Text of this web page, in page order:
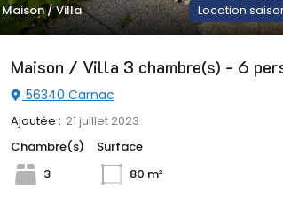
Maison / Villa Location
Maison / Villa 3 chambre(s) - 6
56340 Carnac
Ajoutée : 21 juillet 2023
Chambre(s)
3
Surface
80 m²